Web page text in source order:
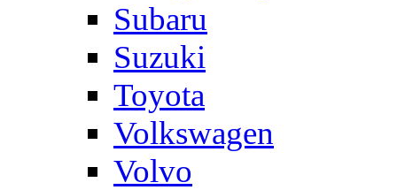
Subaru
Suzuki
Toyota
Volkswagen
Volvo